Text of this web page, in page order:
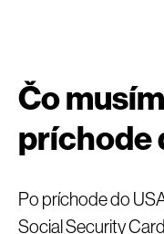
Čo
príchode
Po príchode do
Social Security